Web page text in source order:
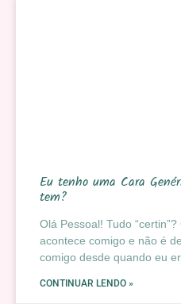
Eu tenho uma Cara
tem?
Olá Pessoal! Tudo
acontece comigo e não é
comigo desde quando eu
CONTINUAR LENDO »